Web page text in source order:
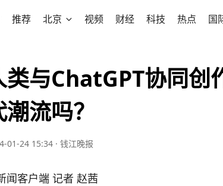
推荐 北京 视频 财经 科技 热点 国
类与ChatGPT协同创
流吗？
01-24 15:34 · 钱江晚报
闻客户端 记者 赵茜